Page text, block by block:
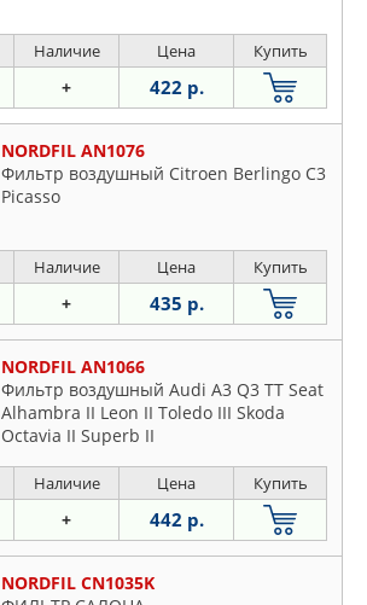
Наличие Цена Купить
+ 422 р.
NORDFIL AN1076
Фильтр воздушный Citroen Berlingo C3
Picasso
Наличие Цена Купить
+ 435 р.
NORDFIL AN1066
Фильтр воздушный Audi A3 Q3 TT Seat
Alhambra II Leon II Toledo III Skoda
Octavia II Superb II
Наличие Цена Купить
+ 442 р.
NORDFIL CN1035K